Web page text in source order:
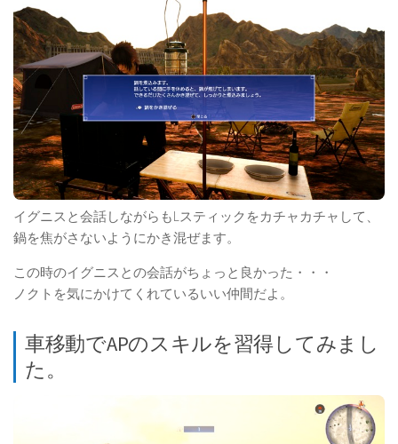
イグニスと会話しながらもLスティックをカチャカチャして、
鍋を焦がさないようにかき混ぜます。
この時のイグニスとの会話がちょっと良かった・・・
ノクトを気にかけてくれているいい仲間だよ。
車移動でAPのスキルを習得してみまし
た。